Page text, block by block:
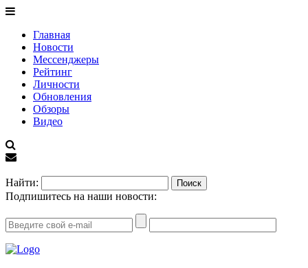
Главная
Новости
Мессенджеры
Рейтинг
Личности
Обновления
Обзоры
Видео
Найти:
Подпишитесь на наши новости: